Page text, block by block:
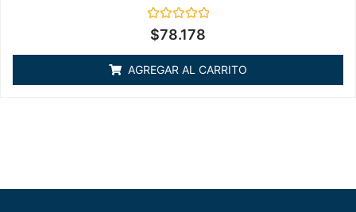
Valorado
en
5
$78.178
AGREGAR AL CARRITO